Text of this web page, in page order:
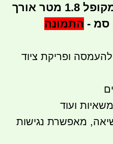
מידות הרמפה במצב מקופל 1.8 מטר אורך
התמונה
ופריקת ציוד
ועוד
מאפשרת נגישות